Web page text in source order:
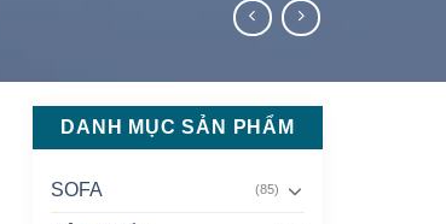
DANH MỤC SẢN PHẨM
SOFA (85)